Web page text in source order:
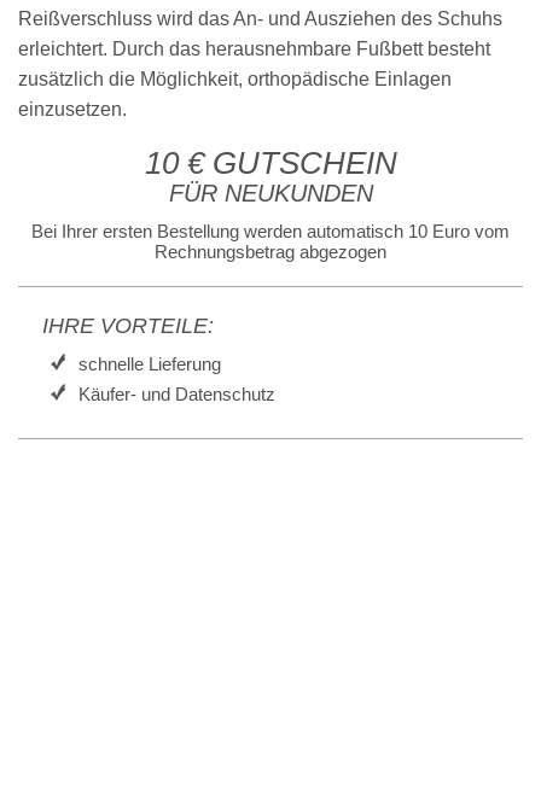
Reißverschluss wird das An- und Ausziehen des Schuhs
erleichtert. Durch das herausnehmbare Fußbett besteht
zusätzlich die Möglichkeit, orthopädische Einlagen
einzusetzen.
10 € GUTSCHEIN
FÜR NEUKUNDEN
Bei Ihrer ersten Bestellung werden automatisch 10 Euro vom
Rechnungsbetrag abgezogen
IHRE VORTEILE:
schnelle Lieferung
Käufer- und Datenschutz